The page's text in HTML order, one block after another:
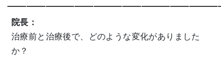
院長：
治療前と治療後で、どのような変化がありました
か？